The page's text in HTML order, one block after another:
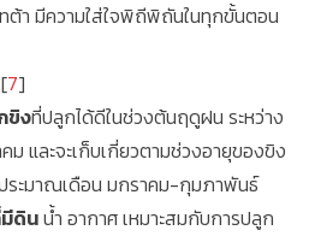
ต้า มีความใส่ใจพิถีพิถันในทุกขั้นตอน
[7]
ขิงที่ปลูกได้ดีในช่วงต้นฤดูฝน ระหว่าง
และจะเก็บเกี่ยวตามช่วงอายุของขิง
ประมาณเดือน มกราคม-กุมภาพันธ์
ดินน้ำ อากาศ เหมาะสมกับการปลูก